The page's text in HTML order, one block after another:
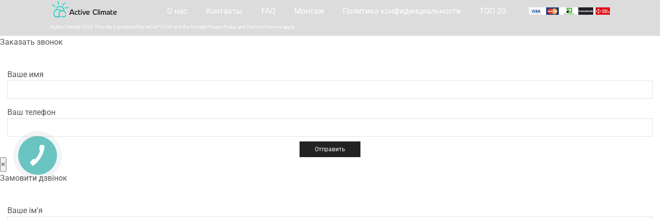
О нас Контакты FAQ Монтаж Политика конфиденциальности ТОП 20
Active Climate 2026 This site is protected by reCAPTCHA and the Google Privacy Policy and Terms of Service apply.
Заказать звонок
Ваше имя
Ваш телефон
×
Замовити дзвінок
Ваше ім'я
КНОПКА
ЗВ'ЯЗКУ